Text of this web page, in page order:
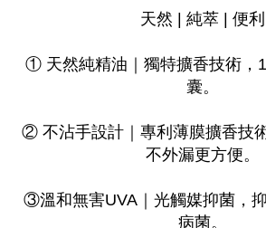
天然 | 純萃 | 便利
① 天然純精油｜獨特擴香技術，
囊。​
② 不沾手設計｜專利薄膜擴香技
不外漏更方便。
​③溫和無害UVA｜光觸媒抑菌，
病菌。